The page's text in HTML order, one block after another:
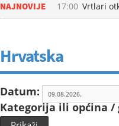
NAJNOVIJE
u 17:00 Vrtlari
Hrvatska
Datum:
Kategorija ili općina /